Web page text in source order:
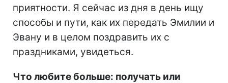
приятности. Я сейчас из дня в день ищу
способы и пути, как их передать Эмилии и
Эвану и в целом поздравить их с
праздниками, увидеться.
Что любите больше: получать или